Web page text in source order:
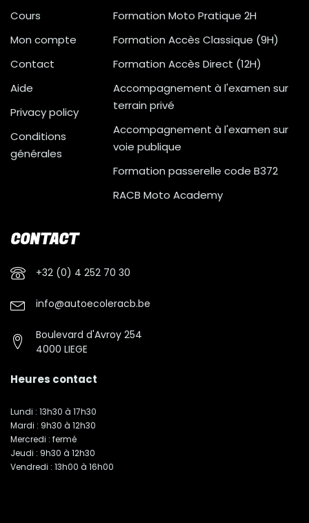
Cours
Mon compte
Contact
Aide
Privacy policy
Conditions
générales
Formation Moto Pratique 2H
Formation Accès Classique (9H)
Formation Accès Direct (12H)
Accompagnement à l'examen sur
terrain privé
Accompagnement à l'examen sur
voie publique
Formation passerelle code B372
RACB Moto Academy
CONTACT
+32 (0) 4 252 70 30
info@autoecoleracb.be
Boulevard d'Avroy 254
4000 LIEGE
Heures contact
Lundi : 13h30 à 17h30
Mardi : 9h30 à 12h30
Mercredi : fermé
Jeudi : 9h30 à 12h30
Vendredi : 13h00 à 16h00